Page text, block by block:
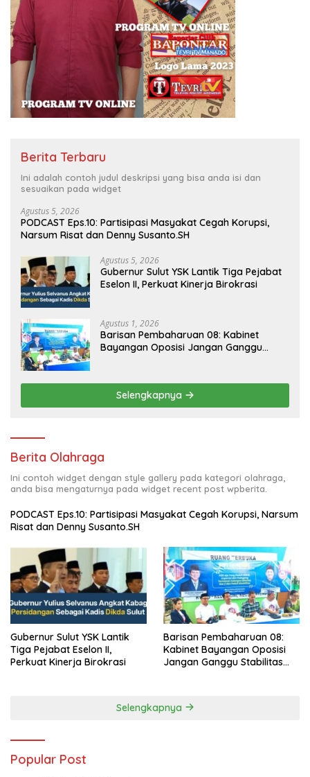
Berita Terbaru
Ini adalah contoh judul deskripsi yang bisa anda isi dan
sesuaikan pada widget
Agustus 5, 2026
PODCAST Eps.10: Partisipasi Masyakat Cegah Korupsi,
Narsum Risat dan Denny Susanto.SH
Agustus 5, 2026
Gubernur Sulut YSK Lantik Tiga Pejabat
Eselon II, Perkuat Kinerja Birokrasi
Agustus 1, 2026
Barisan Pembaharuan 08: Kabinet
Bayangan Oposisi Jangan Ganggu
Selengkapnya
Berita Olahraga
Ini contoh widget dengan style gallery pada kategori olahraga,
anda bisa mengaturnya pada widget recent post wpberita.
PODCAST Eps.10: Partisipasi Masyakat Cegah Korupsi, Narsum
Risat dan Denny Susanto.SH
Gubernur Sulut YSK Lantik
Tiga Pejabat Eselon II,
Perkuat Kinerja Birokrasi
Barisan Pembaharuan 08:
Kabinet Bayangan Oposisi
Jangan Ganggu Stabilitas
Selengkapnya
Popular Post